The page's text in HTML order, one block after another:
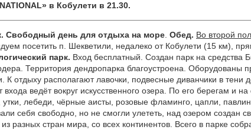
NATIONAL» в Кобулети в 21.30.
Свободный день для отдыха на море Обед. Во второй
посетить п. Шекветили, недалеко от Кобулети (15 км),
парк. Вход бесплатный. Создан парк на средства
Территория дендропарка благоустроена. Оборудованы
К отдыху располагают лавочки, подвесные диванчики в
входа ведёт вокруг искусственного озера. По его берегам и
утки, лебеди, чёрные аисты, розовые фламинго, цапли,
себя свободно, но не смогли улететь, над озером создан
разных стран мира, со всех континентов. Всего в парке